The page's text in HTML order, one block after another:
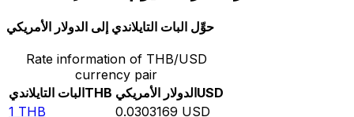
حوِّل البات التايلاندي إلى الدولار الأمريكي
Rate information of THB/USD
currency pair
البات التايلانديTHB الدولار الأمريكيUSD
1 THB 0.0303169 USD